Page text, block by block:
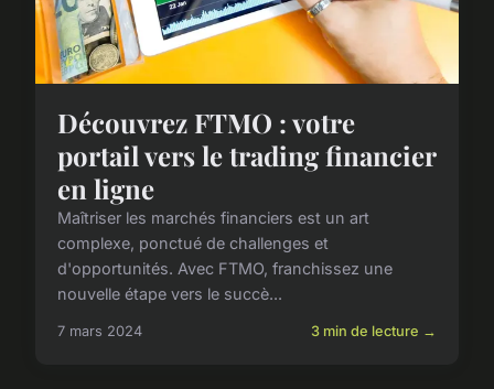
Découvrez FTMO : votre
portail vers le trading financier
en ligne
Maîtriser les marchés financiers est un art
complexe, ponctué de challenges et
d'opportunités. Avec FTMO, franchissez une
nouvelle étape vers le succè...
7 mars 2024 3 min de lecture →